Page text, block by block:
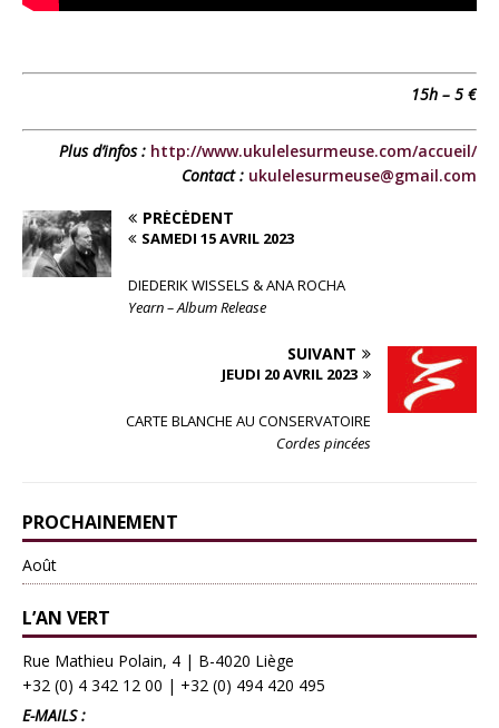
15h – 5 €
Plus d’infos : http://www.ukulelesurmeuse.com/accueil/
Contact : ukulelesurmeuse@gmail.com
PRÉCÉDENT
SAMEDI 15 AVRIL 2023
DIEDERIK WISSELS & ANA ROCHA
Yearn – Album Release
SUIVANT
JEUDI 20 AVRIL 2023
CARTE BLANCHE AU CONSERVATOIRE
Cordes pincées
PROCHAINEMENT
Août
L’AN VERT
Rue Mathieu Polain, 4 | B-4020 Liège
+32 (0) 4 342 12 00 | +32 (0) 494 420 495
E-MAILS :